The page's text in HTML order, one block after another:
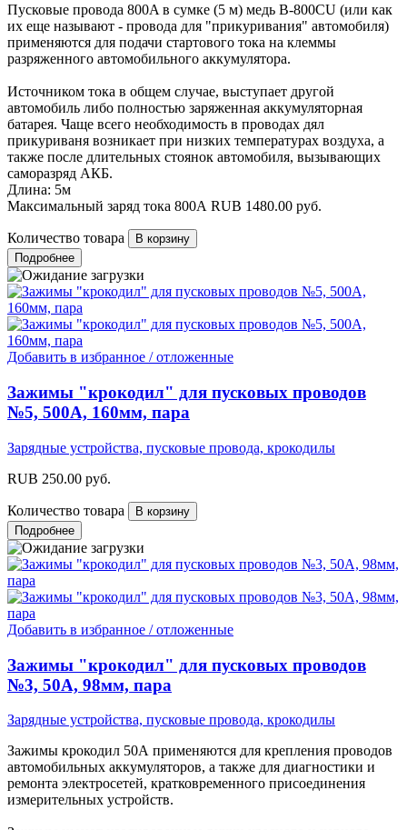
Пусковые провода 800A в сумке (5 м) медь B-800CU (или как
их еще называют - провода для "прикуривания" автомобиля)
применяются для подачи стартового тока на клеммы
разряженного автомобильного аккумулятора.
Источником тока в общем случае, выступает другой
автомобиль либо полностью заряженная аккумуляторная
батарея. Чаще всего необходимость в проводах дял
прикуриваня возникает при низких температурах воздуха, а
также после длительных стоянок автомобиля, вызывающих
саморазряд АКБ.
Длина: 5м
Максимальный заряд тока 800А RUB 1480.00 руб.
Количество товара
Подробнее
Добавить в избранное / отложенные
Зажимы "крокодил" для пусковых проводов
№5, 500А, 160мм, пара
Зарядные устройства, пусковые провода, крокодилы
RUB 250.00 руб.
Количество товара
Подробнее
Добавить в избранное / отложенные
Зажимы "крокодил" для пусковых проводов
№3, 50А, 98мм, пара
Зарядные устройства, пусковые провода, крокодилы
Зажимы крокодил 50А применяются для крепления проводов
автомобильных аккумуляторов, а также для диагностики и
ремонта электросетей, кратковременного присоединения
измерительных устройств.